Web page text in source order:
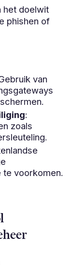
het doelwit
phishen of
van
:
zoals
te voorkomen.